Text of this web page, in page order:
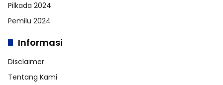
Pilkada 2024
Pemilu 2024
Informasi
Disclaimer
Tentang Kami